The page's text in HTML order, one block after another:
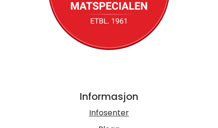
Informasjon
Infosenter